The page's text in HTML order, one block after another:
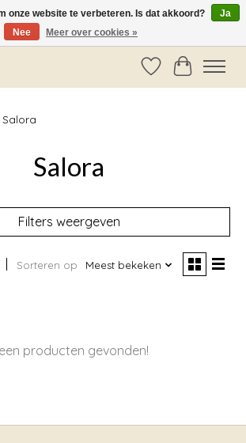
dag verzonden!
Verlanglijst
Salora
Salora
Filters weergeven
Sorteren op Meest bekeken
producten gevonden!
onze website te verbeteren. Is dat akkoord?
Ja
Nee
Meer over cookies »